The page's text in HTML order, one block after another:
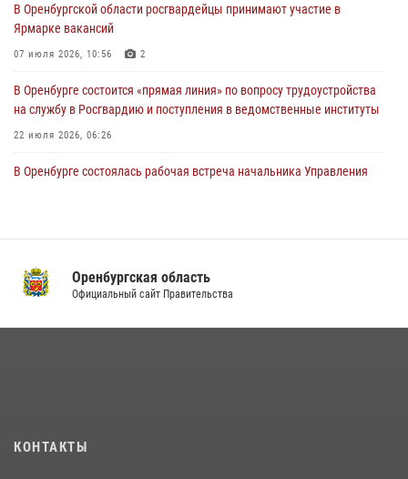
проведён рейд по строительным объектам
23 июля 2026, 10:47
В Оренбургской области росгвардейцы принимают участие в
Ярмарке вакансий
07 июля 2026, 10:56 2
В Оренбурге состоится «прямая линия» по вопросу трудоустройства
на службу в Росгвардию и поступления в ведомственные институты
22 июля 2026, 06:26
В Оренбурге состоялась рабочая встреча начальника Управления
Росгвардейцы Оренбургской области проверили готовность детских
образовательных учреждений к новому учебному году
Оренбургская область
Официальный сайт Правительства
КОНТАКТЫ